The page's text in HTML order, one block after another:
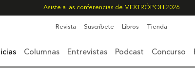
Asiste a las conferencias de MEXTRÓPOLI 2026
Revista Suscríbete Libros Tienda
Columnas Entrevistas Podcast Concurso